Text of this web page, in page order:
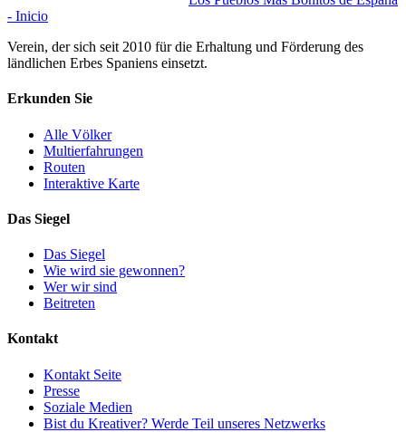
- Inicio
Verein, der sich seit 2010 für die Erhaltung und Förderung des
ländlichen Erbes Spaniens einsetzt.
Erkunden Sie
Alle Völker
Multierfahrungen
Routen
Interaktive Karte
Das Siegel
Das Siegel
Wie wird sie gewonnen?
Wer wir sind
Beitreten
Kontakt
Kontakt Seite
Presse
Soziale Medien
Bist du Kreativer? Werde Teil unseres Netzwerks